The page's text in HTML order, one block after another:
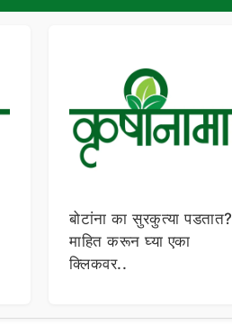
बोटांना का सुरकुत्या पडतात?
माहित करून घ्या एका
क्लिकवर..